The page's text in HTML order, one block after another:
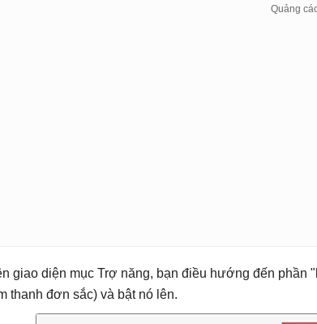
giao diện mục Trợ năng, bạn điều hướng đến phần "
thanh đơn sắc) và bật nó lên.